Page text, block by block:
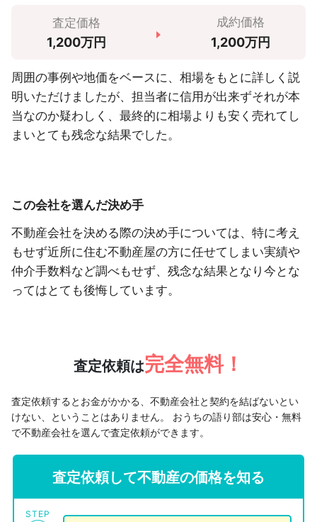
査定価格
1,200万円
成約価格
1,200万円
周囲の事例や地価をベースに、相場をもとに詳しく説
明いただけましたが、担当者に信用が出来ずそれが本
当なのか疑わしく、最終的に相場よりも安く売れてし
まいとても残念な結果でした。
この会社を選んだ決め手
不動産会社を決める際の決め手については、特に考え
もせず近所に住む不動産屋の方に任せてしまい実績や
仲介手数料など調べもせず、残念な結果となり今とな
ってはとても後悔しています。
査定依頼は完全無料！
査定依頼するとお金がかかる、不動産会社と契約を結ばないとい
けない、ということはありません。 おうちの語り部は安心・無料
で不動産会社を選んで査定依頼ができます。
査定依頼して不動産の価格を知る
STEP